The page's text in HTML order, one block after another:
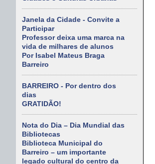
Janela da Cidade - Convite a
Participar
Professor deixa uma marca na
vida de milhares de alunos
Por Isabel Mateus Braga
Barreiro
BARREIRO - Por dentro dos
dias
GRATIDÃO!
Nota do Dia – Dia Mundial das
Bibliotecas
Biblioteca Municipal do
Barreiro – um importante
legado cultural do centro da